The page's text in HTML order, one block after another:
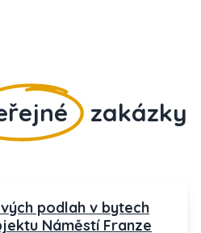
zakázky
podlah v bytech
Náměstí Franze